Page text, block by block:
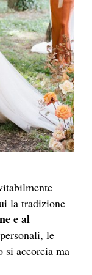
la tradizione
e al
le
accorcia ma